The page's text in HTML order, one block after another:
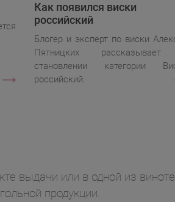
Как появился виски
российский
Блогер и эксперт по виски
Пятницких
становлении категории
российский.
выдачи или в одной из
продукции.